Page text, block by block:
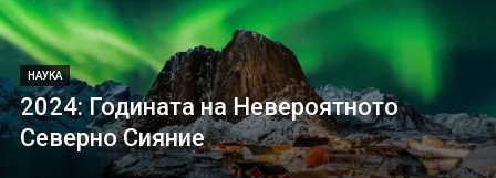
НАУКА
2024: Годината на Невероятното
Северно Сияние